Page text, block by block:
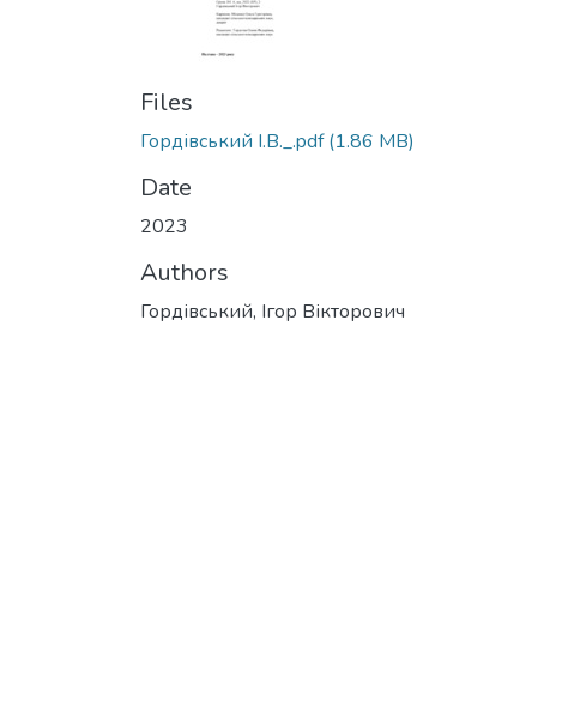
Files
Гордівський І.В._.pdf(1.86 MB)
Date
2023
Authors
Гордівський, Ігор Вікторович